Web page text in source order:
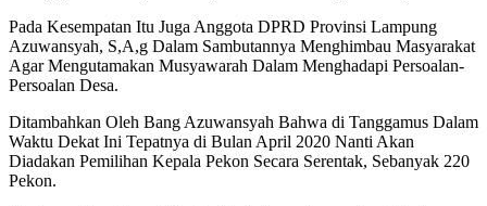
Pada Kesempatan Itu Juga Anggota DPRD Provinsi Lampung
Azuwansyah, S,A,g Dalam Sambutannya Menghimbau Masyarakat
Agar Mengutamakan Musyawarah Dalam Menghadapi Persoalan-
Persoalan Desa.
Ditambahkan Oleh Bang Azuwansyah Bahwa di Tanggamus Dalam
Waktu Dekat Ini Tepatnya di Bulan April 2020 Nanti Akan
Diadakan Pemilihan Kepala Pekon Secara Serentak, Sebanyak 220
Pekon.